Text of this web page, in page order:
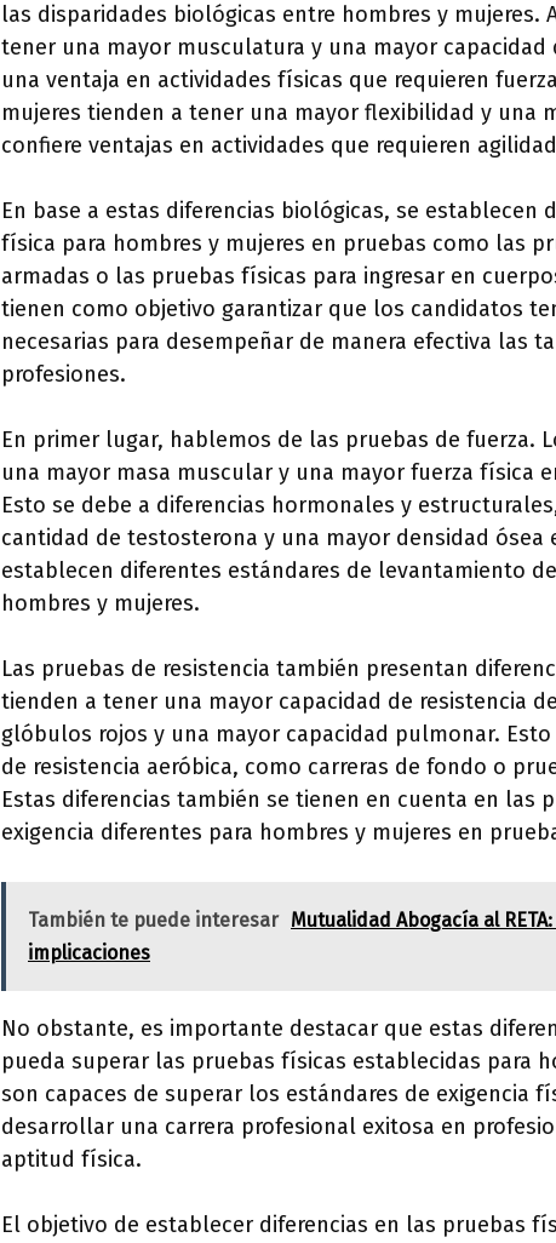
las disparidades biológicas entre hombres y mujeres.
tener una mayor musculatura y una mayor
una ventaja en actividades físicas que requieren
mujeres tienden a tener una mayor flexibilidad y una
confiere ventajas en actividades que requieren
En base a estas diferencias biológicas, se establecen
física para hombres y mujeres en pruebas como las
armadas o las pruebas físicas para ingresar en
tienen como objetivo garantizar que los candidatos
necesarias para desempeñar de manera efectiva las
profesiones.
En primer lugar, hablemos de las pruebas de fuerza.
una mayor masa muscular y una mayor fuerza física
Esto se debe a diferencias hormonales y
cantidad de testosterona y una mayor densidad
establecen diferentes estándares de levantamiento
hombres y mujeres.
Las pruebas de resistencia también presentan
tienden a tener una mayor capacidad de resistencia
glóbulos rojos y una mayor capacidad pulmonar.
de resistencia aeróbica, como carreras de fondo o
Estas diferencias también se tienen en cuenta en las
exigencia diferentes para hombres y mujeres en
También te puede interesar Mutualidad Abogacía al
implicaciones
No obstante, es importante destacar que estas
pueda superar las pruebas físicas establecidas para
son capaces de superar los estándares de exigencia
desarrollar una carrera profesional exitosa en
aptitud física.
El objetivo de establecer diferencias en las pruebas